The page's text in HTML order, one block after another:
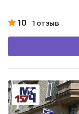
10 1 отзыв